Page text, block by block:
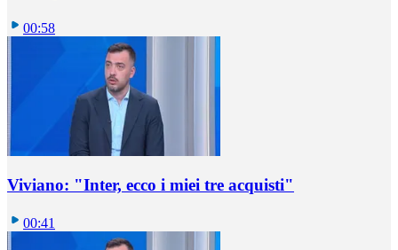
00:58
Viviano: "Inter, ecco i miei tre acquisti"
00:41